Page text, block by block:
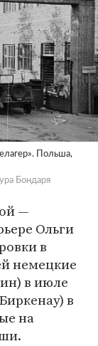
Польша,
Бондаря
—
Ольги
в
немецкие
в июле
в
на